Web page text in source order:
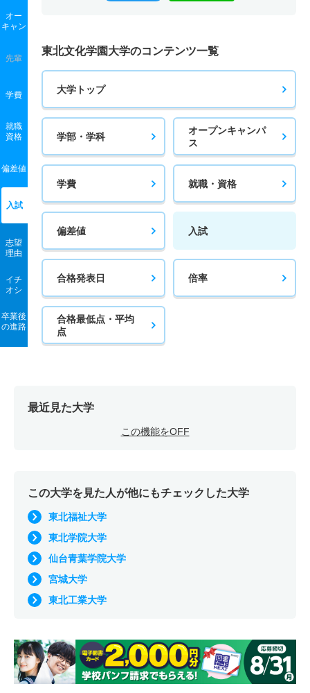
オー
キャン
先輩
学費
就職
資格
偏差値
入試
志望
理由
イチ
オシ
卒業後
の進路
東北文化学園大学のコンテンツ一覧
大学トップ
学部・学科
オープンキャンパ
ス
学費 就職・資格
偏差値 入試
合格発表日 倍率
合格最低点・平均
点
最近見た大学
この機能をOFF
この大学を見た人が他にもチェックした大学
東北福祉大学
東北学院大学
仙台青葉学院大学
宮城大学
東北工業大学